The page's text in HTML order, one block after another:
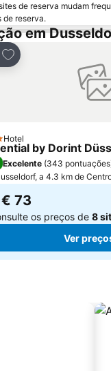
de reserva mudam
de reserva.
em
Adicionar aos
Hotel
by Dorint
Excelente (343 pontuações
a 4.3 km de
€ 73
os preços de 8
Ver